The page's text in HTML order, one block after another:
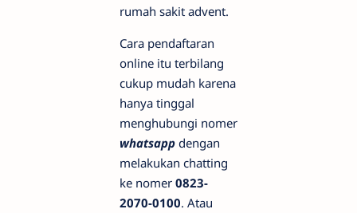
rumah sakit advent.
Cara pendaftaran
online itu terbilang
cukup mudah karena
hanya tinggal
menghubungi nomer
whatsapp dengan
melakukan chatting
ke nomer 0823-
2070-0100. Atau